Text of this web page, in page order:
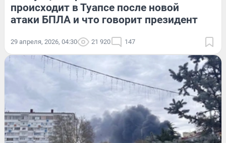
происходит в Туапсе после новой
атаки БПЛА и что говорит президент
29 апреля, 2026, 04:30 21 920 147